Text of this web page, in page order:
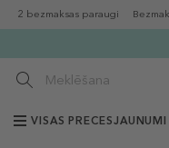
2 bezmaksas paraugi
VISAS PRECES